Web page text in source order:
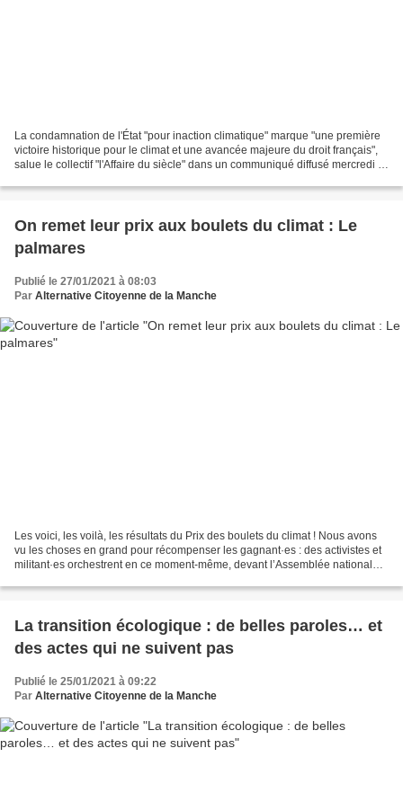
La condamnation de l'État "pour inaction climatique" marque "une première
victoire historique pour le climat et une avancée majeure du droit français",
salue le collectif "l'Affaire du siècle" dans un communiqué diffusé mercredi 3
On remet leur prix aux boulets du climat : Le
palmares
Publié le 27/01/2021 à 08:03
Par Alternative Citoyenne de la Manche
Les voici, les voilà, les résultats du Prix des boulets du climat ! Nous avons
vu les choses en grand pour récompenser les gagnant·es : des activistes et
militant·es orchestrent en ce moment-même, devant l’Assemblée nationale,
La transition écologique : de belles paroles… et
des actes qui ne suivent pas
Publié le 25/01/2021 à 09:22
Par Alternative Citoyenne de la Manche